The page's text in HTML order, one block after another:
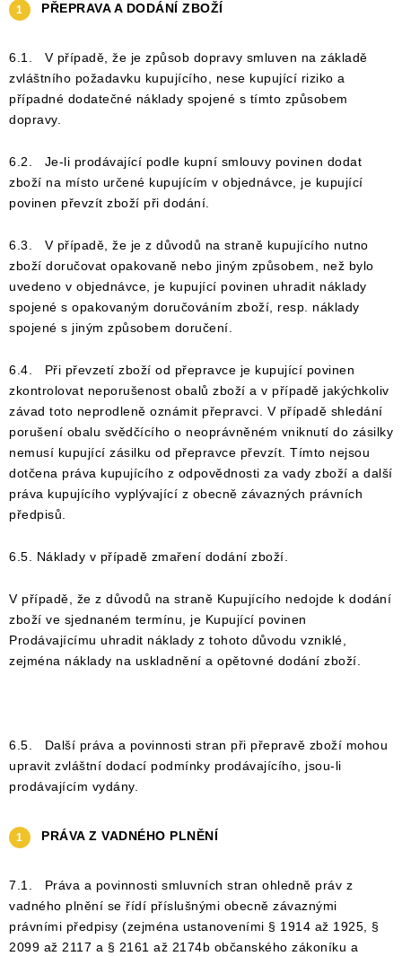
PŘEPRAVA A DODÁNÍ ZBOŽÍ
6.1. V případě, že je způsob dopravy smluven na základě
zvláštního požadavku kupujícího, nese kupující riziko a
případné dodatečné náklady spojené s tímto způsobem
dopravy.
6.2. Je-li prodávající podle kupní smlouvy povinen dodat
zboží na místo určené kupujícím v objednávce, je kupující
povinen převzít zboží při dodání.
6.3. V případě, že je z důvodů na straně kupujícího nutno
zboží doručovat opakovaně nebo jiným způsobem, než bylo
uvedeno v objednávce, je kupující povinen uhradit náklady
spojené s opakovaným doručováním zboží, resp. náklady
spojené s jiným způsobem doručení.
6.4. Při převzetí zboží od přepravce je kupující povinen
zkontrolovat neporušenost obalů zboží a v případě jakýchkoliv
závad toto neprodleně oznámit přepravci. V případě shledání
porušení obalu svědčícího o neoprávněném vniknutí do zásilky
nemusí kupující zásilku od přepravce převzít. Tímto nejsou
dotčena práva kupujícího z odpovědnosti za vady zboží a další
práva kupujícího vyplývající z obecně závazných právních
předpisů.
6.5. Náklady v případě zmaření dodání zboží.
V případě, že z důvodů na straně Kupujícího nedojde k dodání
zboží ve sjednaném termínu, je Kupující povinen
Prodávajícímu uhradit náklady z tohoto důvodu vzniklé,
zejména náklady na uskladnění a opětovné dodání zboží.
6.5. Další práva a povinnosti stran při přepravě zboží mohou
upravit zvláštní dodací podmínky prodávajícího, jsou-li
prodávajícím vydány.
PRÁVA Z VADNÉHO PLNĚNÍ
7.1. Práva a povinnosti smluvních stran ohledně práv z
vadného plnění se řídí příslušnými obecně závaznými
právními předpisy (zejména ustanoveními § 1914 až 1925, §
2099 až 2117 a § 2161 až 2174b občanského zákoníku a